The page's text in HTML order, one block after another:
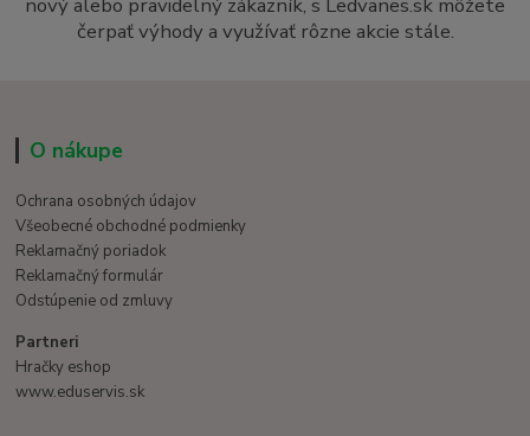
nový alebo pravidelný zákazník, s Ledvanes.sk môžete
čerpať výhody a využívať rôzne akcie stále.
O nákupe
Ochrana osobných údajov
Všeobecné obchodné podmienky
Reklamačný poriadok
Reklamačný formulár
Odstúpenie od zmluvy
Partneri
Hračky eshop
www.eduservis.sk